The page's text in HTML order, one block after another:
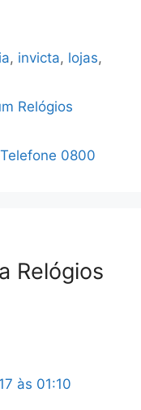
, invicta, lojas,
Relógios
0800
Relógios
às 01:10